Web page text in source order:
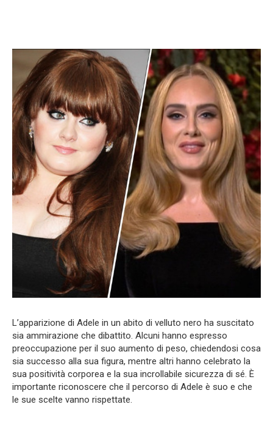
L’apparizione di Adele in un abito di velluto nero ha suscitato
sia ammirazione che dibattito. Alcuni hanno espresso
preoccupazione per il suo aumento di peso, chiedendosi cosa
sia successo alla sua figura, mentre altri hanno celebrato la
sua positività corporea e la sua incrollabile sicurezza di sé. È
importante riconoscere che il percorso di Adele è suo e che
le sue scelte vanno rispettate.